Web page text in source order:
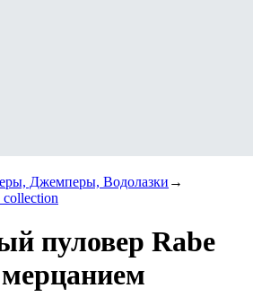
Джемперы, Водолазки
collection
пуловер Rabe